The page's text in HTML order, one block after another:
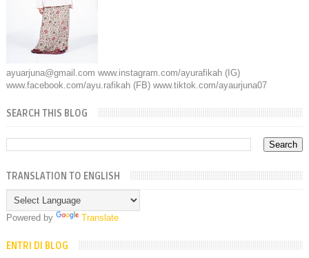
ayuarjuna@gmail.com www.instagram.com/ayurafikah (IG)
www.facebook.com/ayu.rafikah (FB) www.tiktok.com/ayaurjuna07
SEARCH THIS BLOG
TRANSLATION TO ENGLISH
Powered by Translate
ENTRI DI BLOG